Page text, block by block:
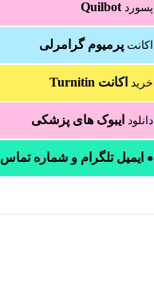
پسوردQuilbot
اکانتپرمیوم گرامرلی
خرید اکانت Turnitin
دانلود ایبوک های پزشکی
● ایمیل تلگرام و شماره تماس